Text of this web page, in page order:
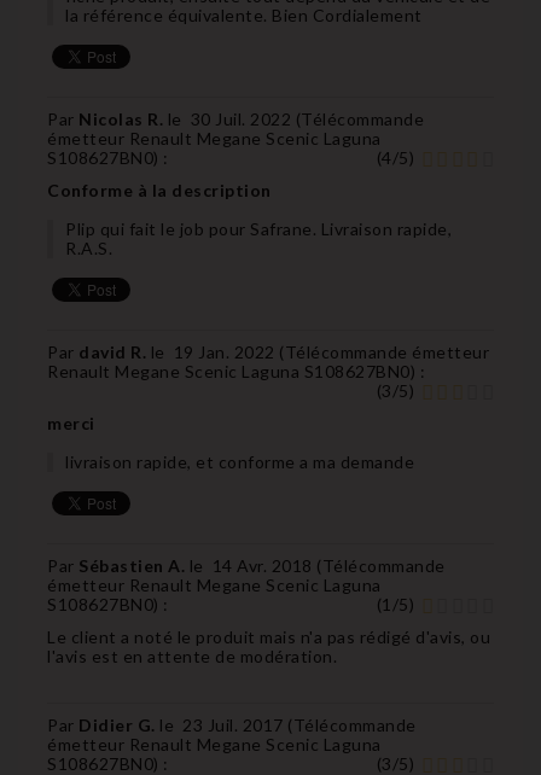
la référence équivalente. Bien Cordialement
Par Nicolas R. le 30 Juil. 2022 (Télécommande
émetteur Renault Megane Scenic Laguna
S108627BN0) : (4/5)
Conforme à la description
Plip qui fait le job pour Safrane. Livraison rapide,
R.A.S.
Par david R. le 19 Jan. 2022 (Télécommande émetteur
Renault Megane Scenic Laguna S108627BN0) :
(3/5)
merci
livraison rapide, et conforme a ma demande
Par Sébastien A. le 14 Avr. 2018 (Télécommande
émetteur Renault Megane Scenic Laguna
S108627BN0) : (1 /5)
Le client a noté le produit mais n'a pas rédigé d'avis, ou
l'avis est en attente de modération.
Par Didier G. le 23 Juil. 2017 (Télécommande
émetteur Renault Megane Scenic Laguna
S108627BN0) : (3/5)